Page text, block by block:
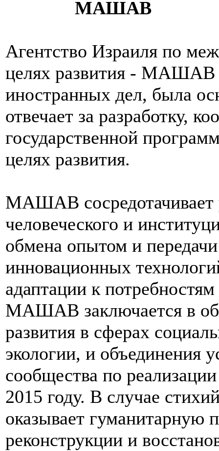
МАШАВ
Агентство Израиля по
целях развития - МАШАВ
иностранных дел, была
отвечает за разработку,
государственной
целях развития.
МАШАВ сосредотачивает
человеческого и
обмена опытом и
инновационных
адаптации к
МАШАВ заключается в
развития в сферах
экологии, и объединения
сообщества по
2015 году. В случае
оказывает гуманитарную
реконструкции и